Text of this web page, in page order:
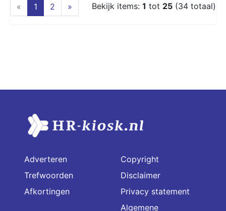
« 1 (current)
2 » Bekijk items: 1 tot 25 (34 totaal)
Adverteren
Trefwoorden
Afkortingen
Copyright
Disclaimer
Privacy statement
Algemene